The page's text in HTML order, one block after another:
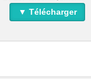
▼ Télécharger